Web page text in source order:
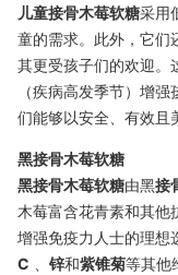
儿童接骨木莓软糖采用
童的需求。此外，它们
其更受孩子们的欢迎。
（疾病高发季节）增
们能够以安全、有效且
黑接骨木莓软糖
黑接骨木莓软糖由黑接
木莓富含花青素和其他
增强免疫力人士的理想
C
锌和紫锥菊等其他